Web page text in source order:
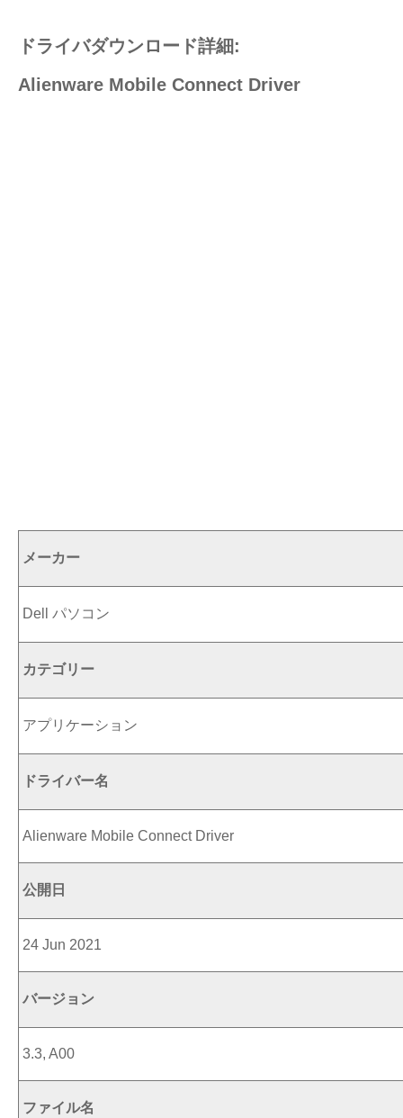
ドライバダウンロード詳細:
Alienware Mobile Connect Driver
メーカー
Dell パソコン
カテゴリー
アプリケーション
ドライバー名
Alienware Mobile Connect Driver
公開日
24 Jun 2021
バージョン
3.3, A00
ファイル名